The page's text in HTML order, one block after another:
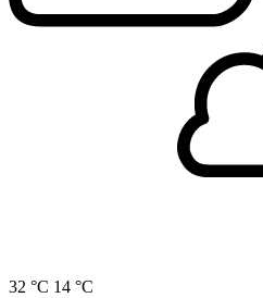
32 °C 14 °C